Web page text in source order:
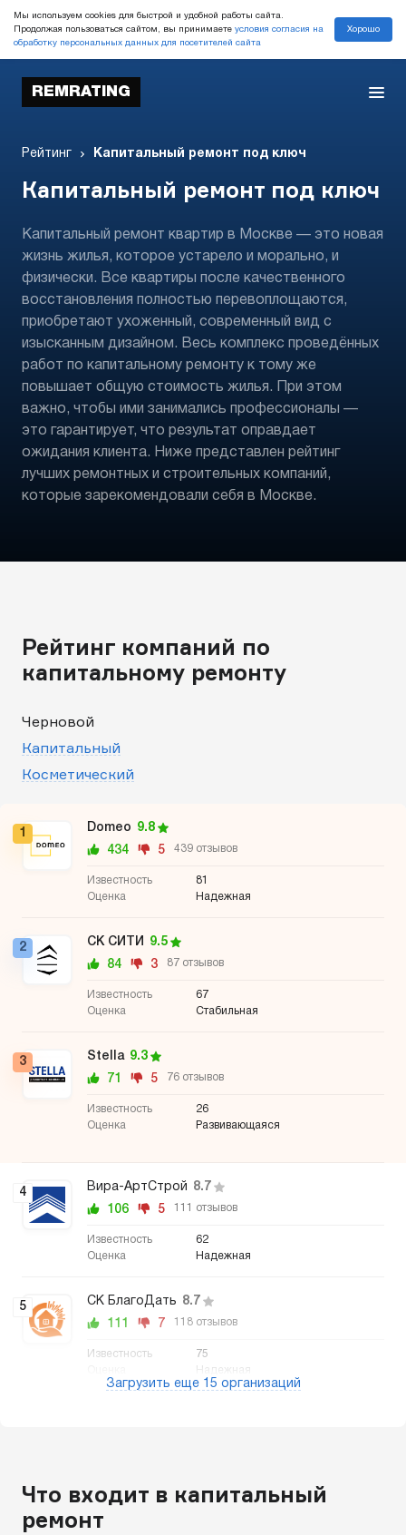
Мы используем cookies для быстрой и удобной работы сайта.
Продолжая пользоваться сайтом, вы принимаете условия согласия на
обработку персональных данных для посетителей сайта
Хорошо
REMRATING
Рейтинг Капитальный ремонт под ключ
Капитальный ремонт под ключ
Капитальный ремонт квартир в Москве — это новая
жизнь жилья, которое устарело и морально, и
физически. Все квартиры после качественного
восстановления полностью перевоплощаются,
приобретают ухоженный, современный вид с
изысканным дизайном. Весь комплекс проведённых
работ по капитальному ремонту к тому же
повышает общую стоимость жилья. При этом
важно, чтобы ими занимались профессионалы —
это гарантирует, что результат оправдает
ожидания клиента. Ниже представлен рейтинг
лучших ремонтных и строительных компаний,
которые зарекомендовали себя в Москве.
Рейтинг компаний по
капитальному ремонту
Черновой
Капитальный
Косметический
1 Domeo 9.8
81
Надежная
434 5 439 отзывов
2 СК СИТИ 9.5
67
Стабильная
84 3 87 отзывов
3 Stella 9.3
26
Развивающаяся
71 5 76 отзывов
4 Вира-АртСтрой 8.7
62
Надежная
106 5 111 отзывов
5 СК БлагоДать 8.7
75
Надежная
111 7 118 отзывов
Загрузить еще 15 организаций
Что входит в капитальный
ремонт